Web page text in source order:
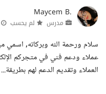
Maycem B.
مدرس لم يحسب
سلام ورحمة الله وبركاته,
عملاء ودعم فني في متجركم
العملاء وتقديم الدعم لهم بطريقة...